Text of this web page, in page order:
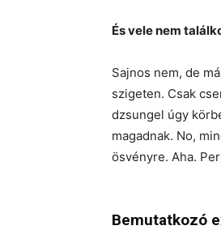
És vele nem
Sajnos nem, de
szigeten. Csak
dzsungel úgy
magadnak. No,
ösvényre. Aha.
Bemutatkozó